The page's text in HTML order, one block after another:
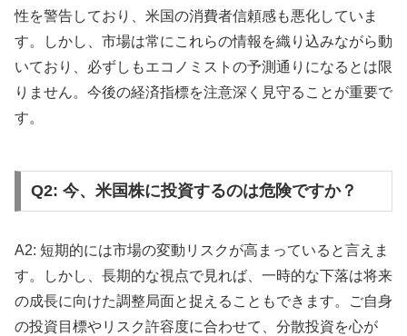
性を警告しており、米国の消費者信頼感も悪化していま
す。しかし、市場は常にこれらの情報を織り込みながら動
いており、必ずしもエコノミストの予測通りになるとは限
りません。今後の経済指標を注意深く見守ることが重要で
す。
Q2: 今、米国株に投資するのは危険ですか？
A2: 短期的には市場の変動リスクが高まっていると言えま
す。しかし、長期的な視点で見れば、一時的な下落は将来
の成長に向けた調整局面と捉えることもできます。ご自身
の投資目標やリスク許容度に合わせて、分散投資を心が